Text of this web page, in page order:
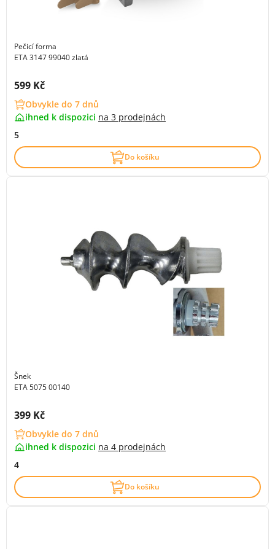
Pečicí forma
ETA 3147 99040 zlatá
Cena s DPH:
599 Kč
Obvykle do 7 dnů
ihned k dispozici na 3 prodejnách
5
Do košíku
Šnek
ETA 5075 00140
Cena s DPH:
399 Kč
Obvykle do 7 dnů
ihned k dispozici na 4 prodejnách
4
Do košíku